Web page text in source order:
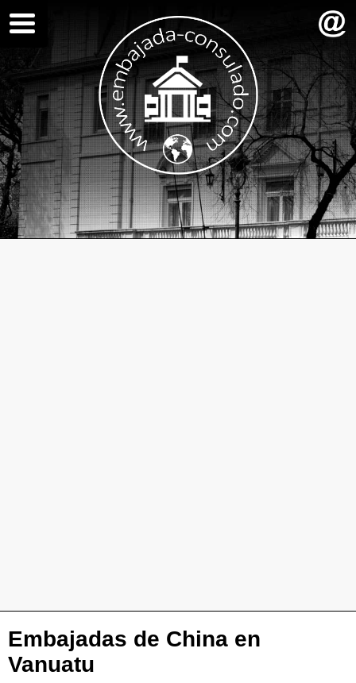
Embajadas de China en
Vanuatu